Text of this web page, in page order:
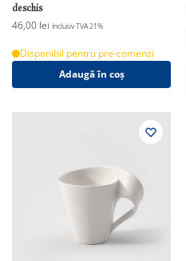
deschis
46,00 lei Inclusiv TVA 21%
Disponibil pentru pre-comenzi
Adaugă în coș